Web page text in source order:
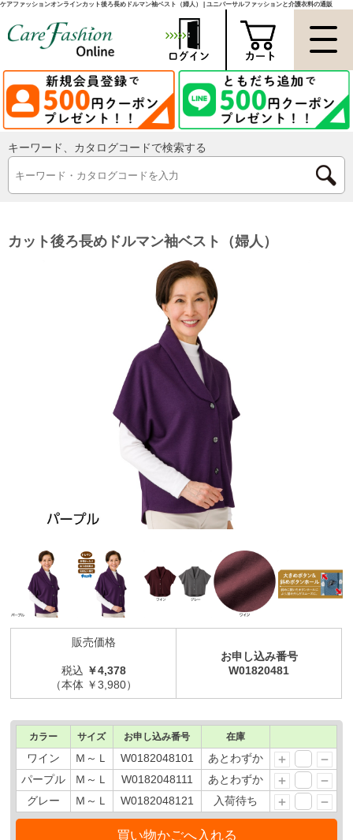
ケアファッションオンラインカット後ろ長めドルマン袖ベスト（婦人） | ユニバーサルファッションと介護衣料の通販
キーワード、カタログコードで検索する
カット後ろ長めドルマン袖ベスト（婦人）
販売価格
税込 ￥4,378
（本体 ￥3,980）
お申し込み番号
W01820481
カラー サイズ お申し込み番号 在庫
ワイン Ｍ～Ｌ W0182048101
あとわずか
パープル
Ｍ～Ｌ W0182048111
あとわずか
グレー
Ｍ～Ｌ W0182048121 入荷待ち